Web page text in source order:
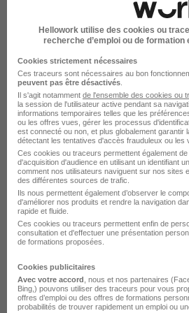
Groupe Cerba
recrutement
Professions médicales
Découvrir
Hellowork utilise des cookies ou
recherche d’emploi ou de
Cookies strictement nécessaires
Ces traceurs sont nécessaires au bon
peuvent pas être désactivés
Il s'agit notamment de l'ensemble des cookies ou
la session de l'utilisateur active pendant sa
informations temporaires telles que les
ou les offres vues, gérer les processus
est connecté ou non, et plus globalement garantir
détectant les tentatives d'accès frauduleux ou les
Ces cookies ou traceurs permettent également
d'acquisition d'audience en utilisant un identifiant
comment nos utilisateurs naviguent sur nos sites
des différentes sources de trafic.
Ils nous permettent également d’observer le
d'améliorer nos produits et rendre la navigation
rapide et fluide.
Ces cookies ou traceurs permettent enfin de
consultation et d'effectuer une présentation
de formations proposées.
Cookies publicitaires
Avec votre accord , nous et nos partenaires
Bing,) pouvons utiliser des traceurs pour vous
offres d’emploi ou des offres de formations
probabilités de trouver rapidement un emploi ou